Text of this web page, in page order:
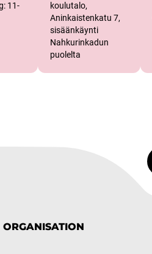
11-
koulutalo,
Aninkaistenkatu 7,
sisäänkäynti
Nahkurinkadun
puolelta
ORGANISATION